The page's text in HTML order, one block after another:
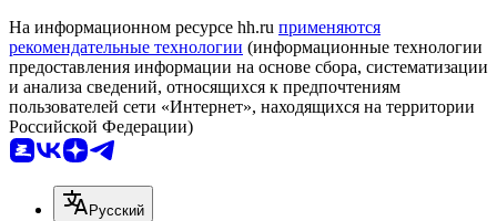
На информационном ресурсе hh.ru применяются
рекомендательные технологии (информационные технологии
предоставления информации на основе сбора, систематизации
и анализа сведений, относящихся к предпочтениям
пользователей сети «Интернет», находящихся на территории
Российской Федерации)
Русский